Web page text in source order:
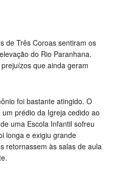
de Três Coroas sentiram os
do Rio Paranhana.
que ainda geram
foi bastante atingido. O
prédio da Igreja cedido ao
uma Escola Infantil sofreu
longa e exigiu grande
retornassem às salas de aula